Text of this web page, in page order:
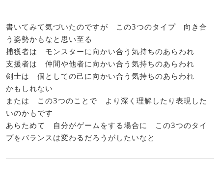
書いてみて気づいたのですが この3つのタイプ 向き合
う姿勢かもなと思い至る
捕獲者は モンスターに向かい合う気持ちのあらわれ
支援者は 仲間や他者に向かい合う気持ちのあらわれ
剣士は 個としての己に向かい合う気持ちのあらわれ
かもしれない
または この3つのことで より深く理解したり表現した
いのかもです
あらためて 自分がゲームをする場合に この3つのタイ
プをバランスは変わるだろうがしたいなと